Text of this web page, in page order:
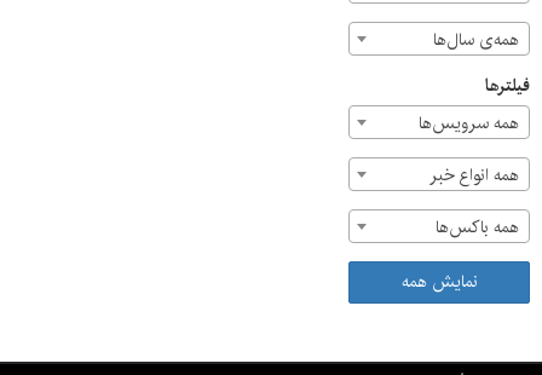
همه‌ی سال‌ها
فیلترها
همه سرویس‌ها
همه انواع خبر
همه باکس‌ها
نمایش همه